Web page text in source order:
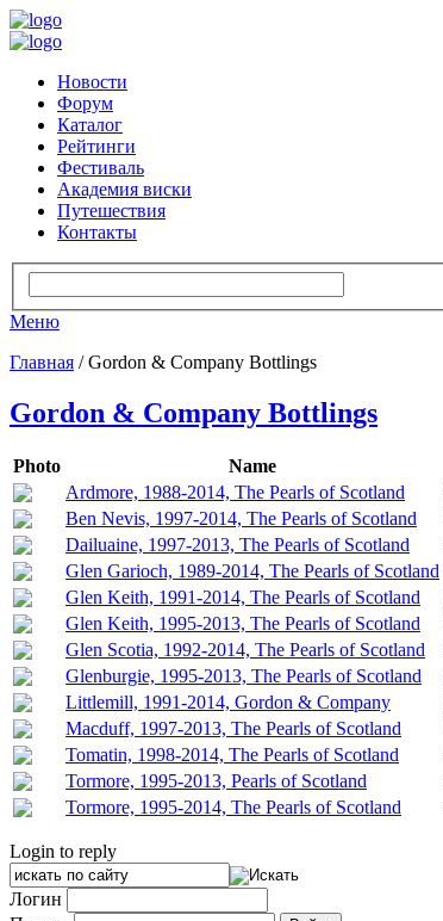
Новости
Форум
Каталог
Рейтинги
Фестиваль
Академия виски
Путешествия
Контакты
Меню
Главная / Gordon & Company Bottlings
Gordon & Company Bottlings
Photo Name
Ardmore, 1988-2014, The Pearls of Scotland
Ben Nevis, 1997-2014, The Pearls of Scotland
Dailuaine, 1997-2013, The Pearls of Scotland
Glen Garioch, 1989-2014, The Pearls of Scotland
Glen Keith, 1991-2014, The Pearls of Scotland
Glen Keith, 1995-2013, The Pearls of Scotland
Glen Scotia, 1992-2014, The Pearls of Scotland
Glenburgie, 1995-2013, The Pearls of Scotland
Littlemill, 1991-2014, Gordon & Company
Macduff, 1997-2013, The Pearls of Scotland
Tomatin, 1998-2014, The Pearls of Scotland
Tormore, 1995-2013, Pearls of Scotland
Tormore, 1995-2014, The Pearls of Scotland
Login to reply
Логин